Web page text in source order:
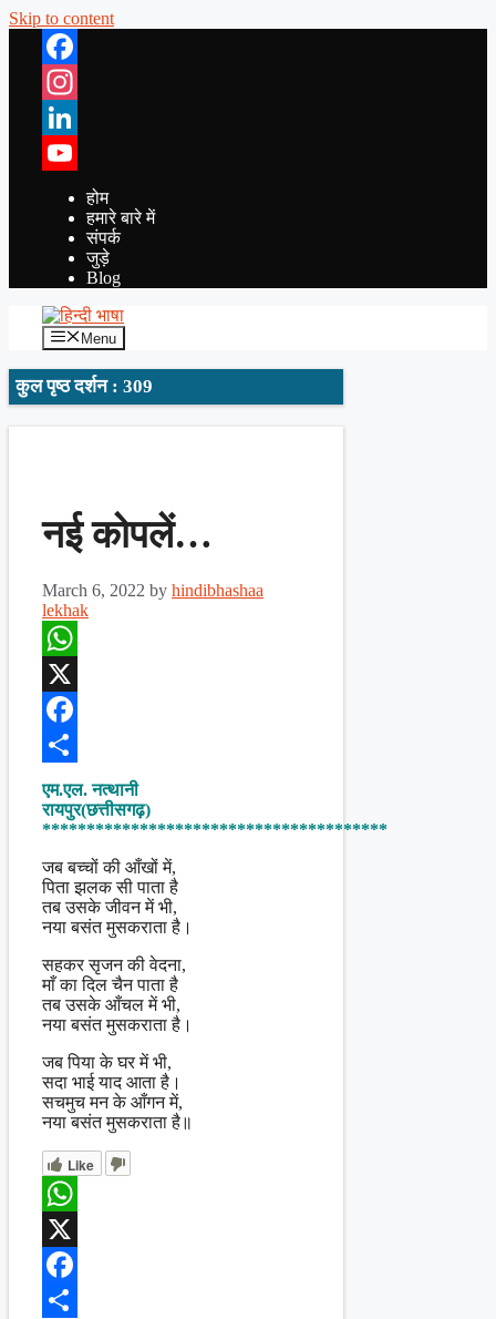
Skip to content
Facebook
Instagram
LinkedIn
YouTube
होम
हमारे बारे में
संपर्क
जुड़े
Blog
Menu
कुल पृष्ठ दर्शन : 309
नई कोपलें…
March 6, 2022 by hindibhashaa
lekhak
WhatsApp
X
Facebook
Share
एम.एल. नत्थानी
रायपुर(छत्तीसगढ़)
***************************************
जब बच्चों की आँखों में,
पिता झलक सी पाता है
तब उसके जीवन में भी,
नया बसंत मुसकराता है।
सहकर सृजन की वेदना,
माँ का दिल चैन पाता है
तब उसके आँचल में भी,
नया बसंत मुसकराता है।
जब पिया के घर में भी,
सदा भाई याद आता है।
सचमुच मन के आँगन में,
नया बसंत मुसकराता है॥
Like
WhatsApp
X
Facebook